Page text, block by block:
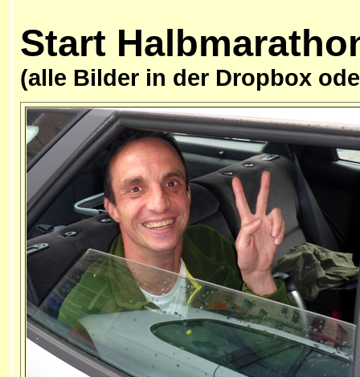
Start
(alle Bilder in der Dropbox